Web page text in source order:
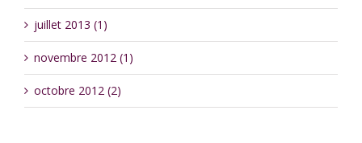
juillet 2013 (1)
novembre 2012 (1)
octobre 2012 (2)